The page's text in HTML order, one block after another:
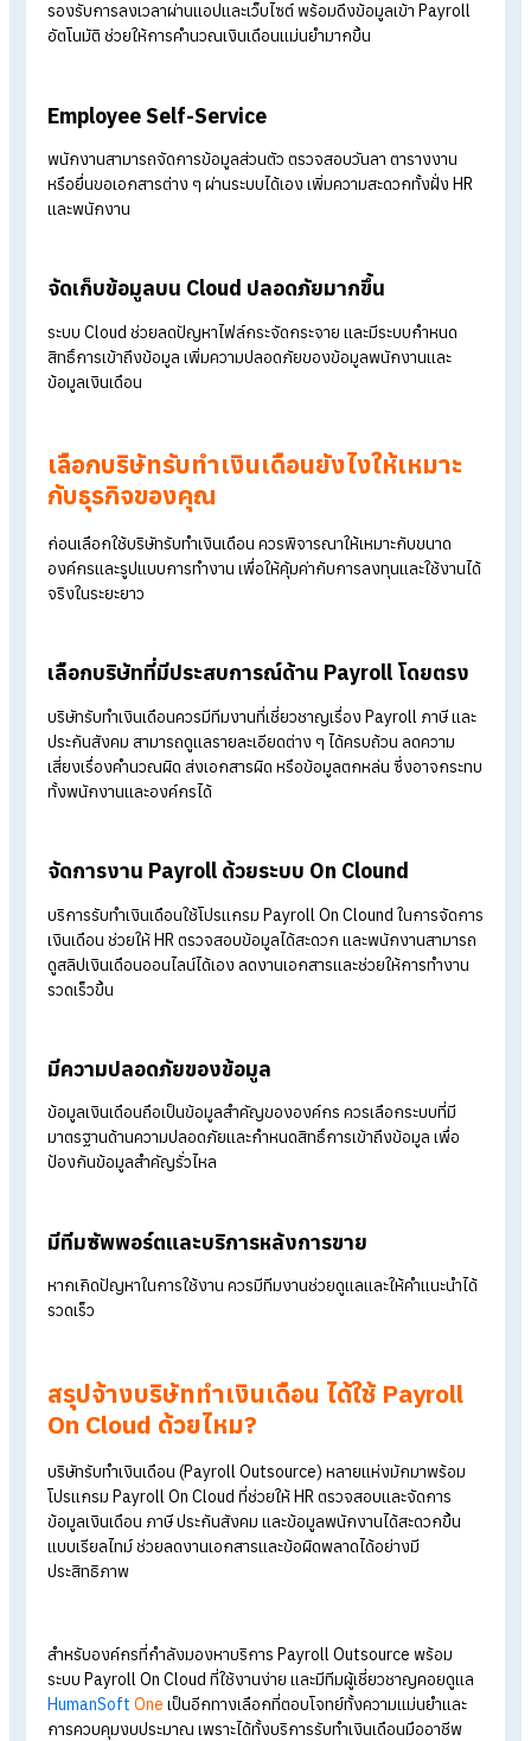
ระบบคำนวณเงินเดือนอัตโนมัติ
และประกันสังคม ช่วยลดงาน Manual และลด Human Error จาก
ใช้ Excel
ดูสลิปเงินเดือนออนไลน์ (E-Slip)
พนักงานสามารถเปิดดูสลิปเงินเดือนย้อนหลัง ดาวน์โหลดเอกสาร
เช็กข้อมูลรายได้ผ่านมือถือได้เอง ลดภาระ HR ในการตอบคำถามแ
ออกเอกสารซ้ำ
รองรับการลงเวลาผ่านแอปและเว็บไซต์ พร้อมดึงข้อมูลเข้า
อัตโนมัติ ช่วยให้การคำนวณเงินเดือนแม่นยำมากขึ้น
Employee Self-Service
หรือยื่นขอเอกสารต่าง ๆ ผ่านระบบได้เอง เพิ่มความสะดวกทั้งฝั่ง
จัดเก็บข้อมูลบน Cloud ปลอดภัยมากขึ้น
สิทธิ์การเข้าถึงข้อมูล เพิ่มความปลอดภัยของข้อมูลพนักงานและ
เลือกบริษัทรับทำเงินเดือนยังไงให้เหมาะ
ก่อนเลือกใช้บริษัทรับทำเงินเดือน ควรพิจารณาให้เหมาะกับขนาด
องค์กรและรูปแบบการทำงาน เพื่อให้คุ้มค่ากับการลงทุนและใช้งา
จริงในระยะยาว
เลือกบริษัทที่มีประสบการณ์ด้าน Payroll โดยตร
บริษัทรับทำเงินเดือนควรมีทีมงานที่เชี่ยวชาญเรื่อง Payroll ภาษี แ
ประกันสังคม สามารถดูแลรายละเอียดต่าง ๆ ได้ครบถ้วน ลดความ
บริการรับทำเงินเดือนใช้โปรแกรม Payroll On Clound ในการจัด
เงินเดือน ช่วยให้ HR ตรวจสอบข้อมูลได้สะดวก และพนักงานสามา
ดูสลิปเงินเดือนออนไลน์ได้เอง ลดงานเอกสารและช่วยให้การทำงา
มีความปลอดภัยของข้อมูล
ข้อมูลเงินเดือนถือเป็นข้อมูลสำคัญขององค์กร ควรเลือกระบบที่มี